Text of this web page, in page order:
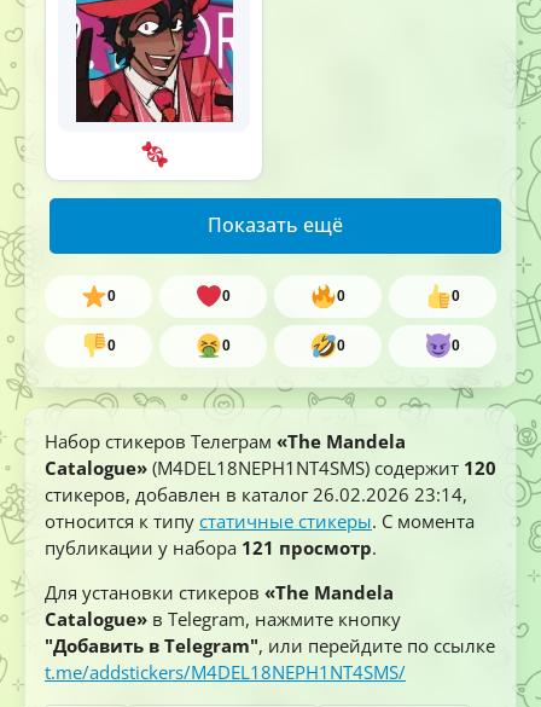
Показать ещё
0 0 0 0
0 0 0 0
Набор стикеров Телеграм «The Mandela
Catalogue» (M4DEL18NEPH1NT4SMS) содержит 120
стикеров, добавлен в каталог 26.02.2026 23:14,
относится к типу статичные стикеры. С момента
публикации у набора 121 просмотр.
Для установки стикеров «The Mandela
Catalogue» в Telegram, нажмите кнопку
"Добавить в Telegram", или перейдите по ссылке
t.me/addstickers/M4DEL18NEPH1NT4SMS/